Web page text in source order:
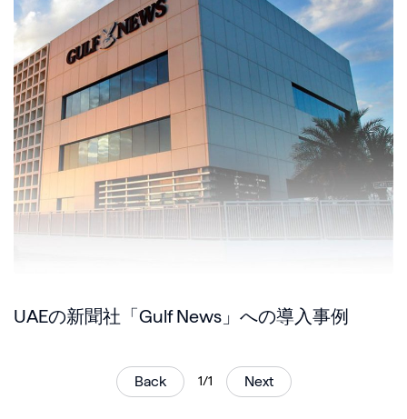
UAEの新聞社「Gulf News」への導入事例
Back 1/1 Next